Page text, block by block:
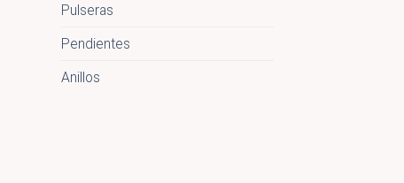
Pulseras
Pendientes
Anillos